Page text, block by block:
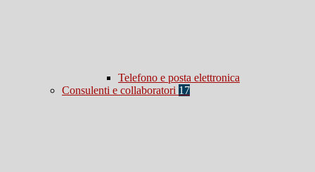
Telefono e posta elettronica
Consulenti e collaboratori 17